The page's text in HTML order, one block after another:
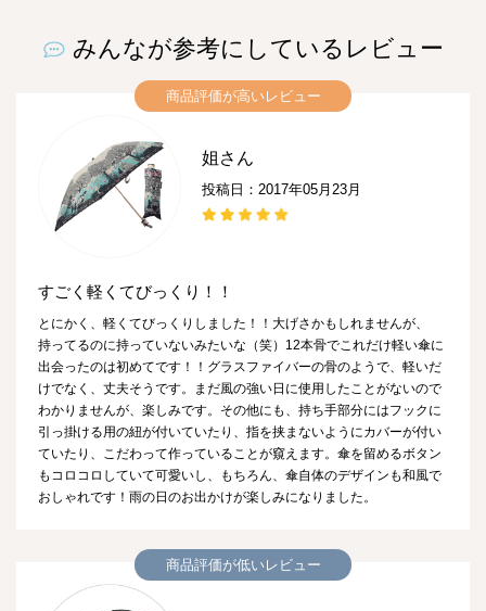
みんなが参考にしているレビュー
商品評価が高いレビュー
姐さん
投稿日：2017年05月23月
すごく軽くてびっくり！！
とにかく、軽くてびっくりしました！！大げさかもしれませんが、
持ってるのに持っていないみたいな（笑）12本骨でこれだけ軽い傘に
出会ったのは初めてです！！グラスファイバーの骨のようで、軽いだ
けでなく、丈夫そうです。まだ風の強い日に使用したことがないので
わかりませんが、楽しみです。その他にも、持ち手部分にはフックに
引っ掛ける用の紐が付いていたり、指を挟まないようにカバーが付い
ていたり、こだわって作っていることが窺えます。傘を留めるボタン
もコロコロしていて可愛いし、もちろん、傘自体のデザインも和風で
おしゃれです！雨の日のお出かけが楽しみになりました。
商品評価が低いレビュー